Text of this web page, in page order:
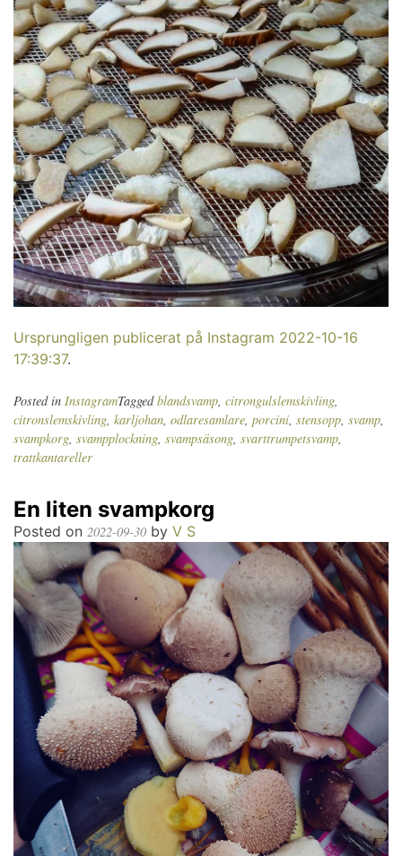
Ursprungligen publicerat på Instagram 2022-10-16
17:39:37.
Posted in InstagramTaggedblandsvamp, citrongulslemskivling,
citronslemskivling, karljohan, odlaresamlare, porcini, stensopp, svamp,
svampkorg, svampplockning, svampsäsong, svarttrumpetsvamp,
trattkantareller
En liten svampkorg
Posted on 2022-09-30 by V S